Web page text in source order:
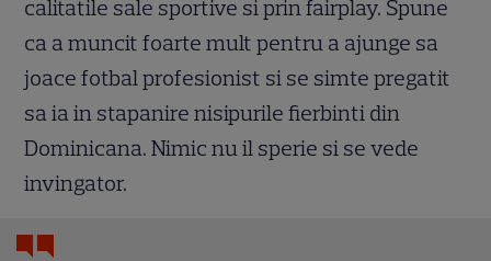
calitatile sale sportive si prin fairplay. Spune
ca a muncit foarte mult pentru a ajunge sa
joace fotbal profesionist si se simte pregatit
sa ia in stapanire nisipurile fierbinti din
Dominicana. Nimic nu il sperie si se vede
invingator.